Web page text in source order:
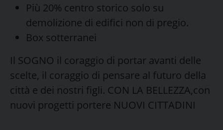
Più 20% centro storico solo su
demolizione di edifici non di pregio.
Box sotterranei
Il SOGNO il coraggio di portar avanti delle
scelte, il coraggio di pensare al futuro della
città e dei nostri figli. CON LA BELLEZZA,con
nuovi progetti portere NUOVI CITTADINI